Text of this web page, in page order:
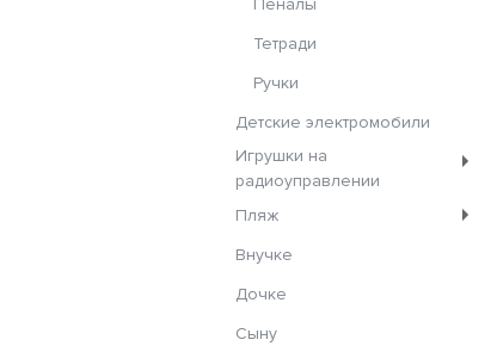
Тетради
Ручки
Детские электромобили
Игрушки на
радиоуправлении
Пляж
Внучке
Дочке
Сыну